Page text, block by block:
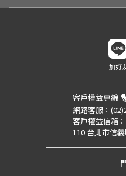
加好
客戶權益專線
網路客服：
客戶權益信箱：
110 台北市信